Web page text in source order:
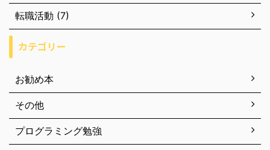
転職活動 (7)
カテゴリー
お勧め本
その他
プログラミング勉強